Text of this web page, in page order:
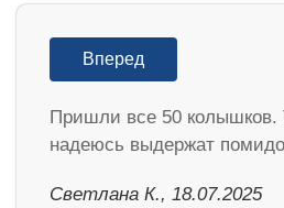
Вперед
Пришли все 50 колышков.
надеюсь выдержат
Светлана К., 18.07.2025